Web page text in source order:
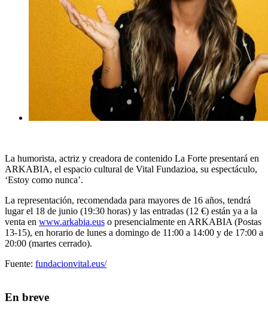
La humorista, actriz y creadora de contenido La Forte presentará en
ARKABIA, el espacio cultural de Vital Fundazioa, su espectáculo,
‘Estoy como nunca’.
La representación, recomendada para mayores de 16 años, tendrá
lugar el 18 de junio (19:30 horas) y las entradas (12 €) están ya a la
venta en www.arkabia.eus o presencialmente en ARKABIA (Postas
13-15), en horario de lunes a domingo de 11:00 a 14:00 y de 17:00 a
20:00 (martes cerrado).
Fuente: fundacionvital.eus/
En breve